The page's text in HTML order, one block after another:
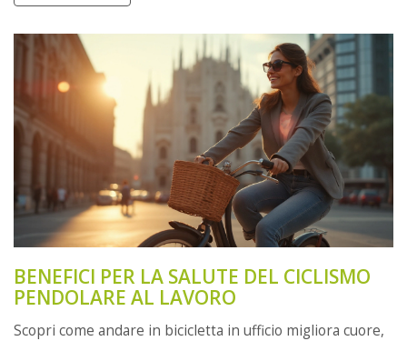
BENEFICI PER LA SALUTE DEL CICLISMO
PENDOLARE AL LAVORO
Scopri come andare in bicicletta in ufficio migliora cuore,